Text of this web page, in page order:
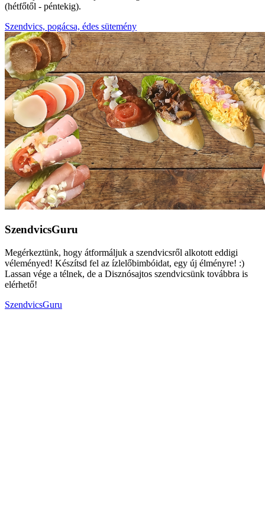
(hétfőtől - péntekig).
Szendvics, pogácsa, édes sütemény
SzendvicsGuru
Megérkeztünk, hogy átformáljuk a szendvicsről alkotott eddigi
véleményed! Készítsd fel az ízlelőbimbóidat, egy új élményre! :)
Lassan vége a télnek, de a Disznósajtos szendvicsünk továbbra is
elérhető!
SzendvicsGuru